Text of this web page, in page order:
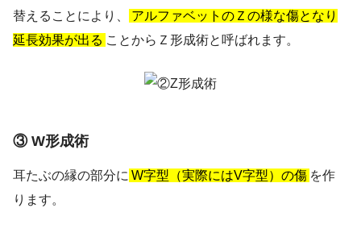
替えることにより、
アルファベットのＺの様な傷となり
延長効果が出る ことからＺ形成術と呼ばれます。
③ W形成術
耳たぶの縁の部分に W字型（実際にはV字型）の傷 を作
ります。